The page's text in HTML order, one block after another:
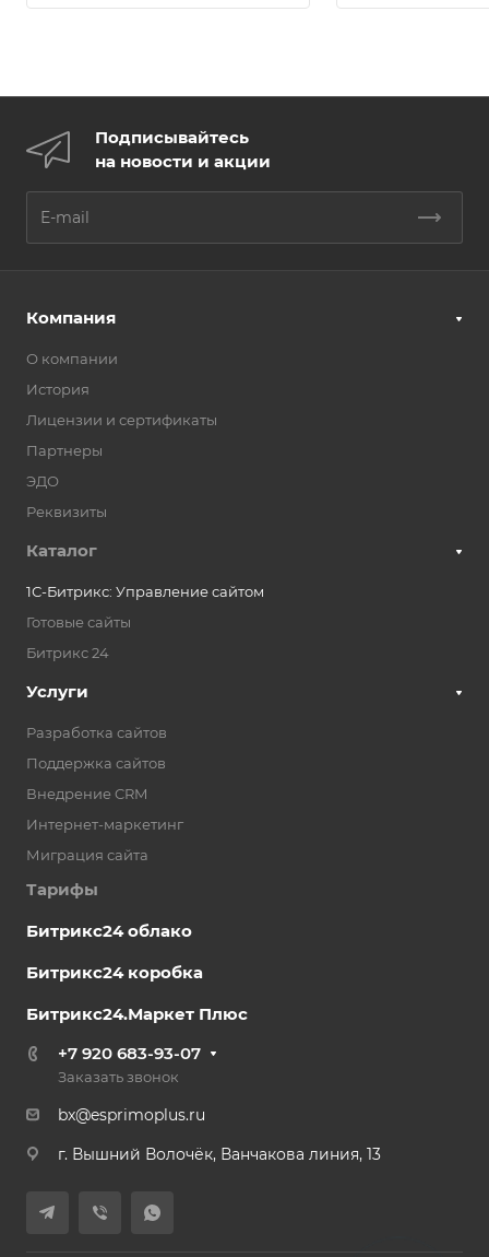
Подписывайтесь
на новости и акции
Компания
О компании
История
Лицензии и сертификаты
Партнеры
ЭДО
Реквизиты
Каталог
1С-Битрикс: Управление сайтом
Готовые сайты
Битрикс 24
Услуги
Разработка сайтов
Поддержка сайтов
Внедрение CRM
Интернет-маркетинг
Миграция сайта
Тарифы
Битрикс24 облако
Битрикс24 коробка
Битрикс24.Маркет Плюс
+7 920 683-93-07
Заказать звонок
bx@esprimoplus.ru
г. Вышний Волочёк, Ванчакова линия, 13